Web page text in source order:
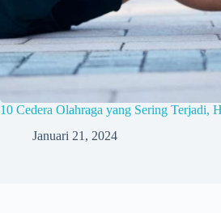
10 Cedera Olahraga yang Sering Terjadi,
Januari 21, 2024